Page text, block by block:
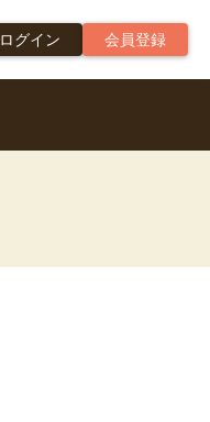
ログイン 会員登録